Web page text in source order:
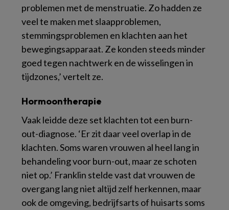
problemen met de menstruatie. Zo hadden ze
veel te maken met slaapproblemen,
stemmingsproblemen en klachten aan het
bewegingsapparaat. Ze konden steeds minder
goed tegen nachtwerk en de wisselingen in
tijdzones,’ vertelt ze.
Hormoontherapie
Vaak leidde deze set klachten tot een burn-
out-diagnose. ‘Er zit daar veel overlap in de
klachten. Soms waren vrouwen al heel lang in
behandeling voor burn-out, maar ze schoten
niet op.’ Franklin stelde vast dat vrouwen de
overgang lang niet altijd zelf herkennen, maar
ook de omgeving, bedrijfsarts of huisarts soms